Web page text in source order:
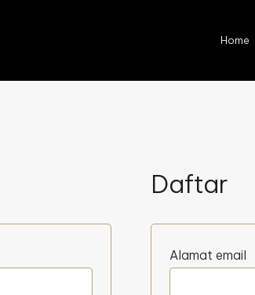
Home
Daftar
Alamat email